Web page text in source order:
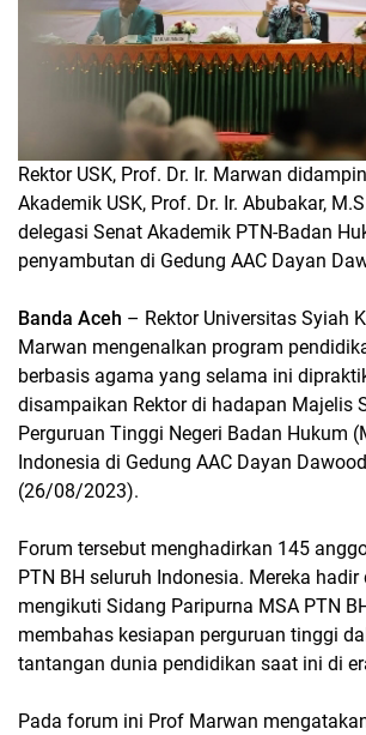
Rektor USK, Prof. Dr. Ir. Marwan
Akademik USK, Prof. Dr. Ir. Abubakar,
delegasi Senat Akademik PTN-Badan
penyambutan di Gedung AAC Dayan
Banda Aceh – Rektor Universitas Syiah
Marwan mengenalkan program
berbasis agama yang selama ini
disampaikan Rektor di hadapan Majelis
Perguruan Tinggi Negeri Badan Hukum
Indonesia di Gedung AAC Dayan
(26/08/2023).
Forum tersebut menghadirkan 145
PTN BH seluruh Indonesia. Mereka hadir
mengikuti Sidang Paripurna MSA PTN
membahas kesiapan perguruan tinggi
tantangan dunia pendidikan saat ini di
Pada forum ini Prof Marwan